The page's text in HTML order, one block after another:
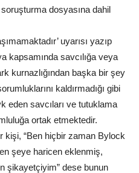
dosyasına dahil
uyarısı yazıp
kapsamında savcılığa veya
kurnazlığından başka bir şey
kaldırmadığı gibi
eden savcıları ve tutuklama
ortak etmektedir.
kişi, “Ben hiçbir zaman Bylock
şeye haricen eklenmiş,
şikayetçiyim” dese bunun